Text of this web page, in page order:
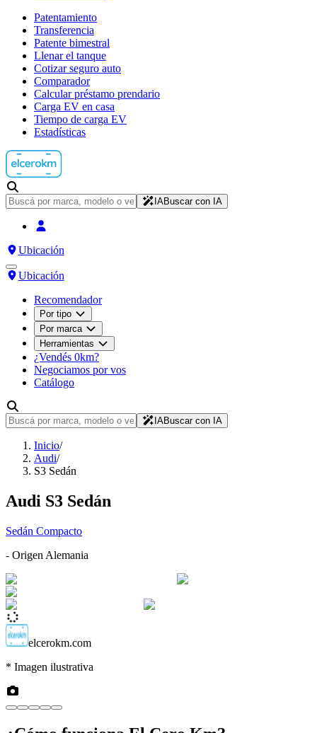
Patentamiento
Transferencia
Patente bimestral
Llenar el tanque
Cotizar seguro auto
Comparador
Calcular préstamo prendario
Carga EV en casa
Tiempo de carga EV
Estadísticas
IABuscar con IA
Ubicación
Ubicación
Recomendador
Por tipo
Por marca
Herramientas
¿Vendés 0km?
Negociamos por vos
Catálogo
IABuscar con IA
Inicio/
Audi/
S3 Sedán
Audi S3 Sedán
Sedán Compacto
- Origen Alemania
elcerokm.com
* Imagen ilustrativa